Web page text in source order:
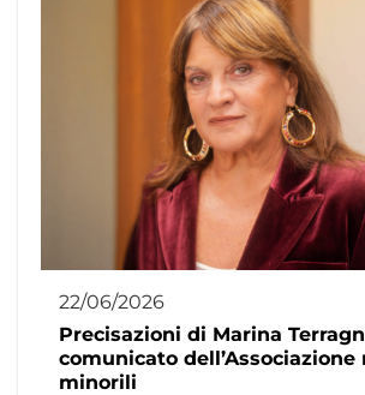
22/06/2026
Precisazioni di Marina
comunicato
minorili